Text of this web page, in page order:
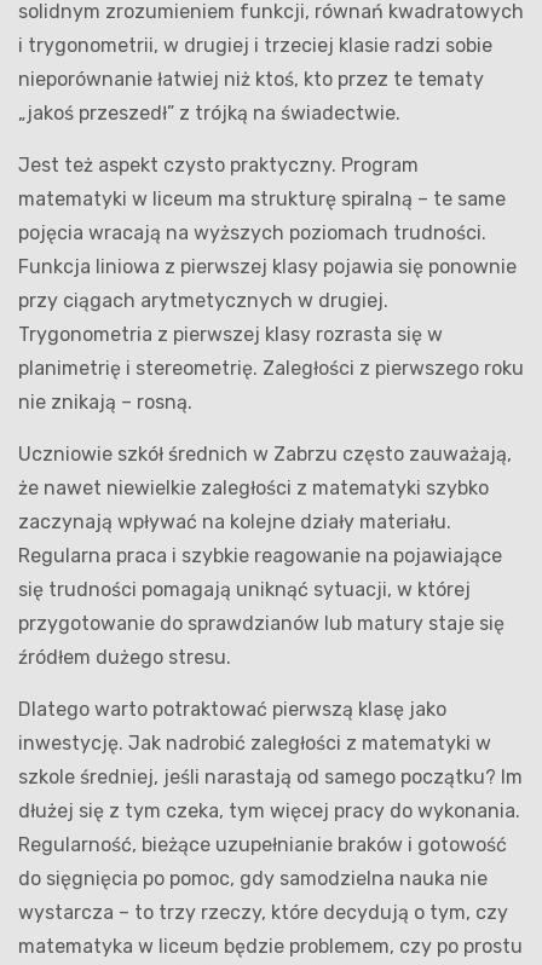
solidnym zrozumieniem funkcji, równań kwadratowych
i trygonometrii, w drugiej i trzeciej klasie radzi sobie
nieporównanie łatwiej niż ktoś, kto przez te tematy
„jakoś przeszedł” z trójką na świadectwie.
Jest też aspekt czysto praktyczny. Program
matematyki w liceum ma strukturę spiralną – te same
pojęcia wracają na wyższych poziomach trudności.
Funkcja liniowa z pierwszej klasy pojawia się ponownie
przy ciągach arytmetycznych w drugiej.
Trygonometria z pierwszej klasy rozrasta się w
planimetrię i stereometrię. Zaległości z pierwszego roku
nie znikają – rosną.
Uczniowie szkół średnich w Zabrzu często zauważają,
że nawet niewielkie zaległości z matematyki szybko
zaczynają wpływać na kolejne działy materiału.
Regularna praca i szybkie reagowanie na pojawiające
się trudności pomagają uniknąć sytuacji, w której
przygotowanie do sprawdzianów lub matury staje się
źródłem dużego stresu.
Dlatego warto potraktować pierwszą klasę jako
inwestycję. Jak nadrobić zaległości z matematyki w
szkole średniej, jeśli narastają od samego początku? Im
dłużej się z tym czeka, tym więcej pracy do wykonania.
Regularność, bieżące uzupełnianie braków i gotowość
do sięgnięcia po pomoc, gdy samodzielna nauka nie
wystarcza – to trzy rzeczy, które decydują o tym, czy
matematyka w liceum będzie problemem, czy po prostu